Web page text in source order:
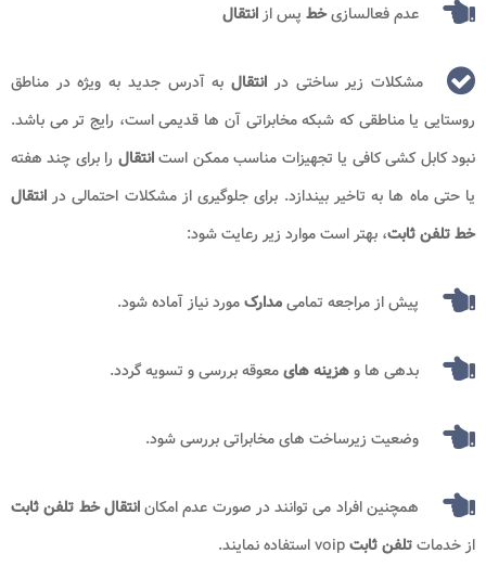
عدم فعالسازیخط پس ازانتقال
مشکلات زیر ساختی در انتقال به آدرس جدید به‌ ویژه در مناطق
روستایی یا مناطقی که شبکه مخابراتی آن ‌ها قدیمی است، رایج‌ تر می باشد.
نبود کابل‌ کشی کافی یا تجهیزات مناسب ممکن استانتقال را برای چند هفته
یا حتی ماه‌ ها به تاخیر بیندازد. برای جلوگیری از مشکلات احتمالی در انتقال
خط تلفن ثابت، بهتر است موارد زیر رعایت شود:
پیش از مراجعه تمامیمدارکمورد نیاز آماده شود.
بدهی ها وهزینه هایمعوقه بررسی و تسویه گردد.
وضعیت زیرساخت های مخابراتی بررسی شود.
همچنین افراد می توانند در صورت عدم امکانانتقال خط تلفن ثابت
از خدماتتلفن ثابت